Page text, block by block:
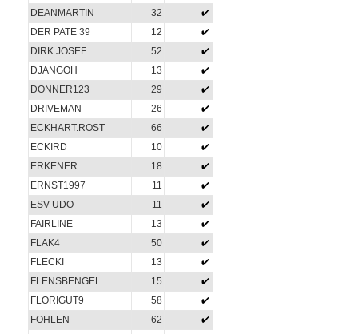
DEANMARTIN
32
DER PATE 39
12
DIRK JOSEF
52
DJANGOH
13
DONNER123
29
DRIVEMAN
26
ECKHART.ROST
66
ECKIRD
10
ERKENER
18
ERNST1997
11
ESV-UDO
11
FAIRLINE
13
FLAK4
50
FLECKI
13
FLENSBENGEL
15
FLORIGUT9
58
FOHLEN
62